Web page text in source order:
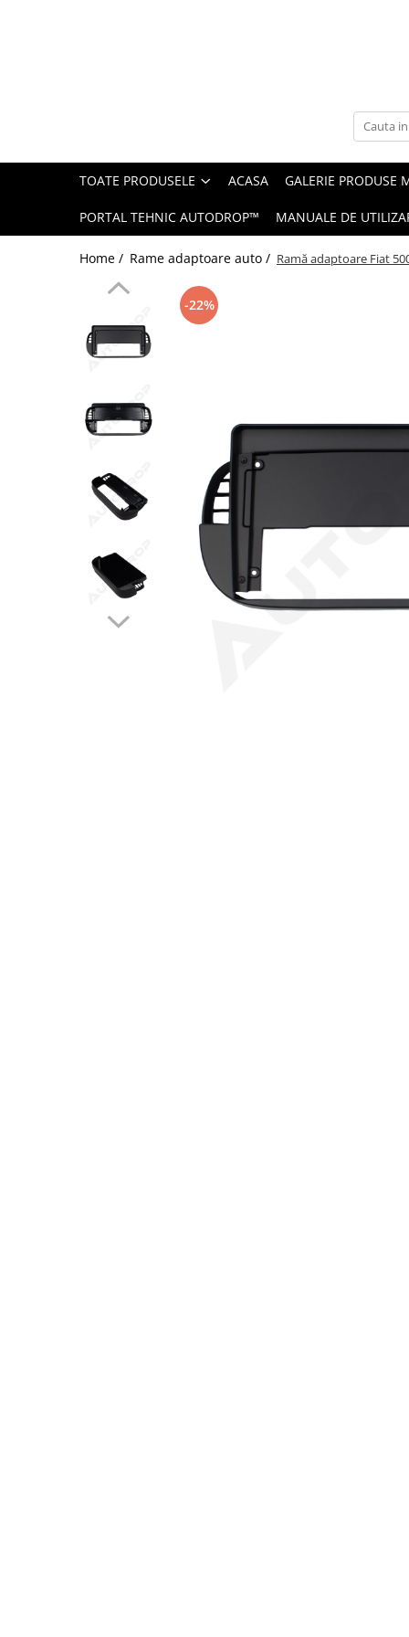
TOATE PRODUSELE ACASA GALERIE PRODUSE
PORTAL TEHNIC AUTODROP™ MANUALE DE
Home / Rame adaptoare auto / Ramă adaptoare Fiat
-22%